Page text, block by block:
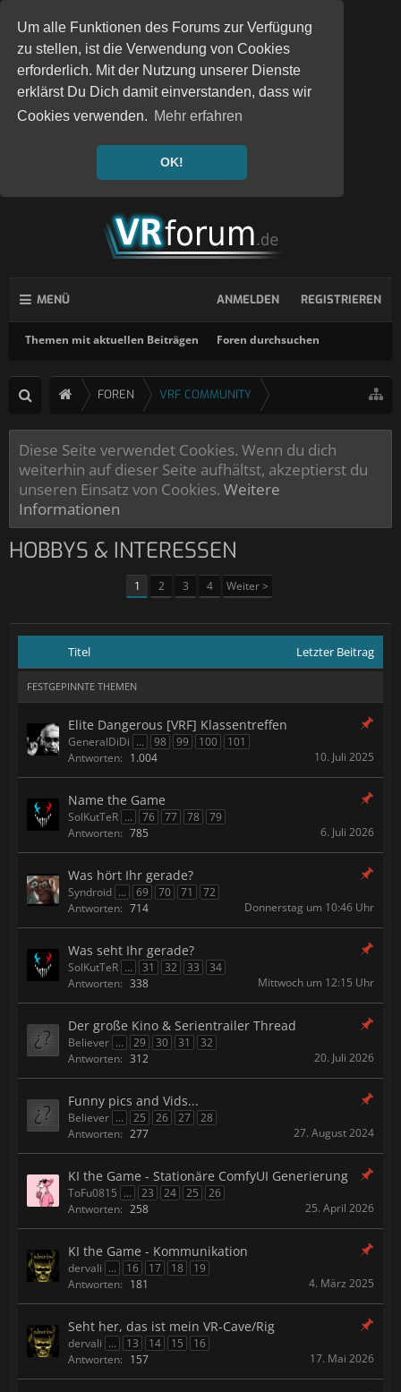
Um alle Funktionen des Forums zur Verfügung
zu stellen, ist die Verwendung von Cookies
erforderlich. Mit der Nutzung unserer Dienste
erklärst Du Dich damit einverstanden, dass wir
Cookies verwenden. Mehr erfahren
OK!
MENÜ
Themen mit aktuellen Beiträgen Foren durchsuchen
ANMELDEN REGISTRIEREN
FOREN VRF COMMUNITY
Diese Seite verwendet Cookies. Wenn du dich
weiterhin auf dieser Seite aufhältst, akzeptierst du
unseren Einsatz von Cookies. Weitere
Informationen
HOBBYS & INTERESSEN
1 2 3 4 Weiter >
Titel Letzter Beitrag
FESTGEPINNTE THEMEN
Elite Dangerous [VRF] Klassentreffen
GeneralDiDi ... 98 99 100
101
Antworten: 1.004 10. Juli 2025
Name the Game
SolKutTeR ... 76 77 78
79
Antworten: 785 6. Juli 2026
Was hört Ihr gerade?
Syndroid ... 69 70 71
72
Antworten: 714 Donnerstag um 10:46 Uhr
Was seht Ihr gerade?
SolKutTeR ... 31 32 33
34
Antworten: 338 Mittwoch um 12:15 Uhr
Der große Kino & Serientrailer Thread
Believer ... 29 30 31
32
Antworten: 312 20. Juli 2026
Funny pics and Vids...
Believer ... 25 26 27
28
Antworten: 277 27. August 2024
KI the Game - Stationäre ComfyUI Generierung
ToFu0815 ... 23 24 25
26
Antworten: 258 25. April 2026
KI the Game - Kommunikation
dervali ... 16 17 18
19
Antworten: 181 4. März 2025
Seht her, das ist mein VR-Cave/Rig
dervali ... 13 14 15
16
Antworten: 157 17. Mai 2026